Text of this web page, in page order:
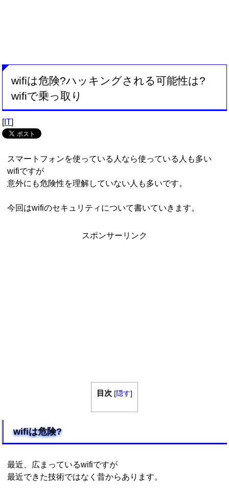
wifiは危険?ハッキングされる可能性は?
wifiで乗っ取り
[IT]
スマートフォンを使っている人なら使っている人も多い
wifiですが
意外にも危険性を理解していない人も多いです。
今回はwifiのセキュリティについて書いていきます。
スポンサーリンク
目次 [隠す]
wifiは危険?
最近、広まっているwifiですが
最近できた技術ではなく昔からあります。